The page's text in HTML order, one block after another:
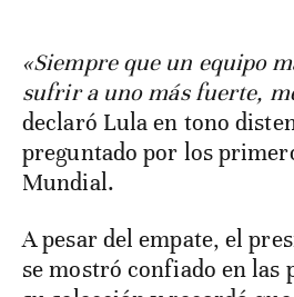
«Siempre que un equipo
sufrir a uno más fuerte,
declaró Lula en tono
preguntado por los
Mundial.
A pesar del empate, el
se mostró confiado en las